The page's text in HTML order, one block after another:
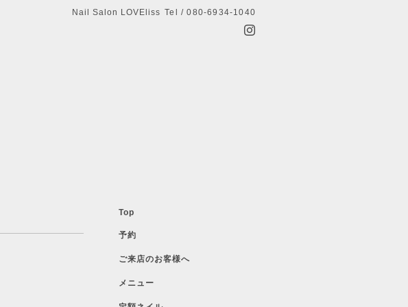
Nail Salon LOVEliss Tel / 080-6934-1040
Top
予約
ご来店のお客様へ
メニュー